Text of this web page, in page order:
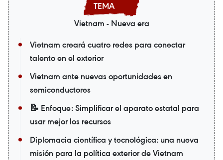
Vietnam - Nueva era
Vietnam creará cuatro redes para conectar
talento en el exterior
Vietnam ante nuevas oportunidades en
semiconductores
📝 Enfoque: Simplificar el aparato estatal para
usar mejor los recursos
Diplomacia científica y tecnológica: una nueva
misión para la política exterior de Vietnam